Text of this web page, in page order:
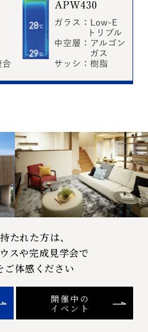
たれた方は、
スや完成見学会で
ご体感ください
開催中の
イベント